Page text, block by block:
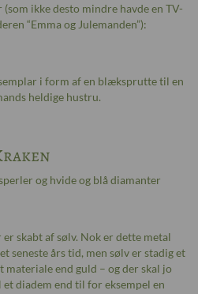
ikke desto mindre havde en TV-
“Emma og Julemanden”):
i form af en blæksprutte til en
heldige hustru.
og hvide og blå diamanter
skabt af sølv. Nok er dette metal
seneste års tid, men sølv er stadig et
end guld – og der skal jo
diadem end til for eksempel en